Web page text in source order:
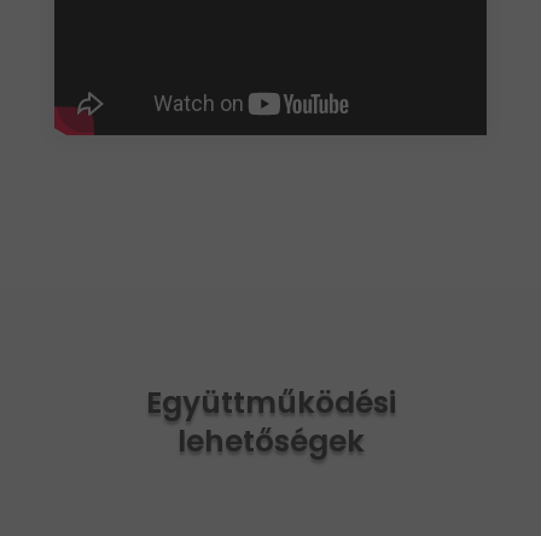
Együttműködési
lehetőségek